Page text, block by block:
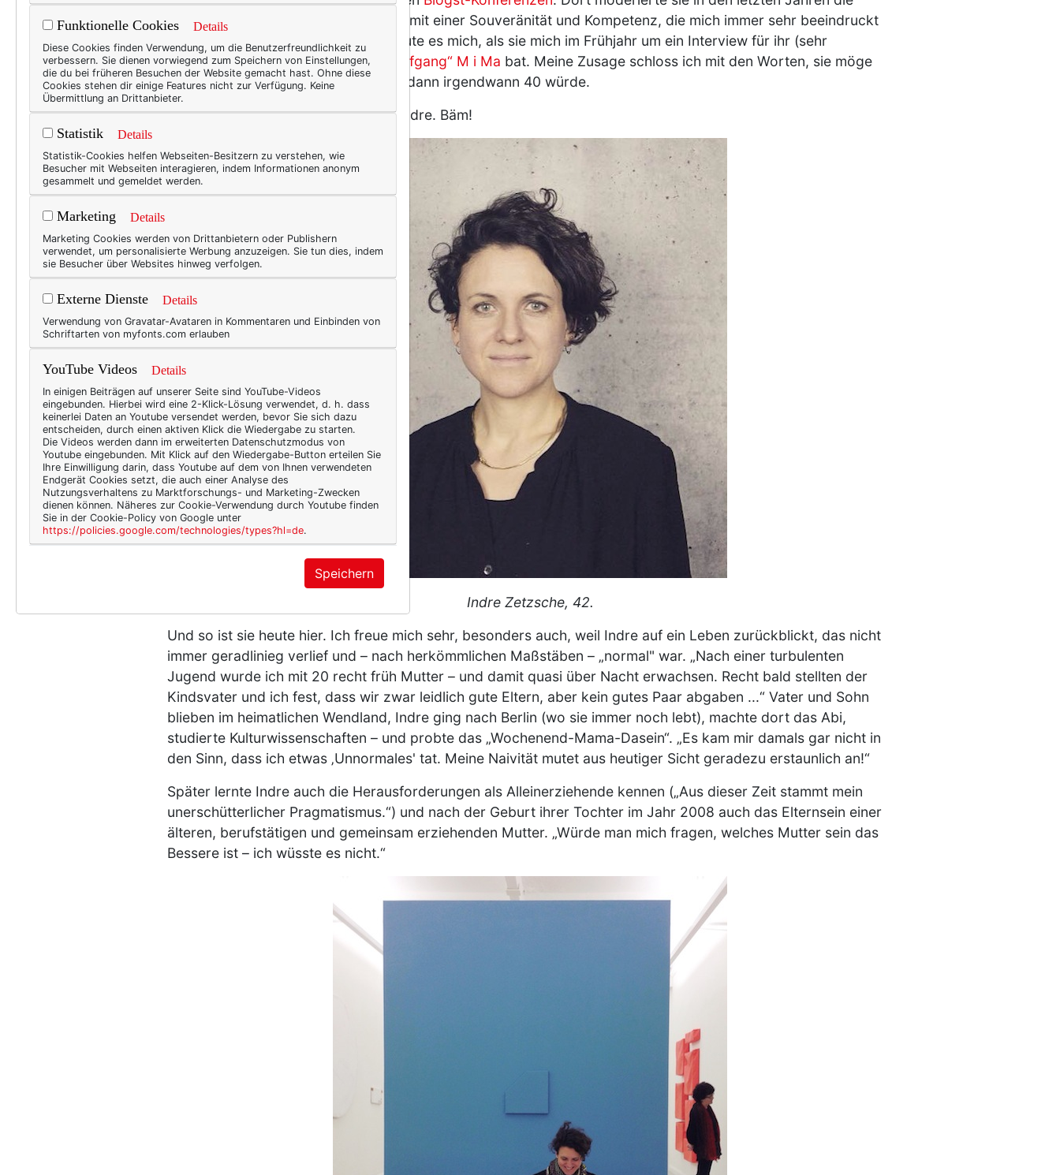
große Abschlussdiskussion, und das mit einer Souveränität und Kompetenz, die mich immer sehr beeindruckt
hat. Umso mehr überraschte und freute es mich, als sie mich im Frühjahr um ein Interview für ihr (sehr
erfolgreiches!)„Lifestyle-Blog mit Tiefgang“ M i Ma bat. Meine Zusage schloss ich mit den Worten, sie möge
aber bitte Bescheid geben, wenn sie dann irgendwann 40 würde.
„Oh, ich bin schon 42!“, antwortete Indre. Bäm!
Indre Zetzsche, 42.
Und so ist sie heute hier. Ich freue mich sehr, besonders auch, weil Indre auf ein Leben zurückblickt, das nicht
immer geradlinieg verlief und – nach herkömmlichen Maßstäben – „normal" war. „Nach einer turbulenten
Jugend wurde ich mit 20 recht früh Mutter – und damit quasi über Nacht erwachsen. Recht bald stellten der
Kindsvater und ich fest, dass wir zwar leidlich gute Eltern, aber kein gutes Paar abgaben ...“ Vater und Sohn
blieben im heimatlichen Wendland, Indre ging nach Berlin (wo sie immer noch lebt), machte dort das Abi,
studierte Kulturwissenschaften – und probte das „Wochenend-Mama-Dasein“. „Es kam mir damals gar nicht in
den Sinn, dass ich etwas ‚Unnormales' tat. Meine Naivität mutet aus heutiger Sicht geradezu erstaunlich an!“
Später lernte Indre auch die Herausforderungen als Alleinerziehende kennen („Aus dieser Zeit stammt mein
unerschütterlicher Pragmatismus.“) und nach der Geburt ihrer Tochter im Jahr 2008 auch das Elternsein einer
älteren, berufstätigen und gemeinsam erziehenden Mutter. „Würde man mich fragen, welches Mutter sein das
Bessere ist – ich wüsste es nicht.“
Funktionelle Cookies Details
Diese Cookies finden Verwendung, um die Benutzerfreundlichkeit zu
verbessern. Sie dienen vorwiegend zum Speichern von Einstellungen,
die du bei früheren Besuchen der Website gemacht hast. Ohne diese
Cookies stehen dir einige Features nicht zur Verfügung. Keine
Übermittlung an Drittanbieter.
Statistik Details
Statistik-Cookies helfen Webseiten-Besitzern zu verstehen, wie
Besucher mit Webseiten interagieren, indem Informationen anonym
gesammelt und gemeldet werden.
Marketing Details
Marketing Cookies werden von Drittanbietern oder Publishern
verwendet, um personalisierte Werbung anzuzeigen. Sie tun dies, indem
sie Besucher über Websites hinweg verfolgen.
Externe Dienste Details
Verwendung von Gravatar-Avataren in Kommentaren und Einbinden von
Schriftarten von myfonts.com erlauben
YouTube Videos Details
In einigen Beiträgen auf unserer Seite sind YouTube-Videos
eingebunden. Hierbei wird eine 2-Klick-Lösung verwendet, d. h. dass
keinerlei Daten an Youtube versendet werden, bevor Sie sich dazu
entscheiden, durch einen aktiven Klick die Wiedergabe zu starten.
Die Videos werden dann im erweiterten Datenschutzmodus von
Youtube eingebunden. Mit Klick auf den Wiedergabe-Button erteilen Sie
Ihre Einwilligung darin, dass Youtube auf dem von Ihnen verwendeten
Endgerät Cookies setzt, die auch einer Analyse des
Nutzungsverhaltens zu Marktforschungs- und Marketing-Zwecken
dienen können. Näheres zur Cookie-Verwendung durch Youtube finden
Sie in der Cookie-Policy von Google unter
https://policies.google.com/technologies/types?hl=de.
Speichern